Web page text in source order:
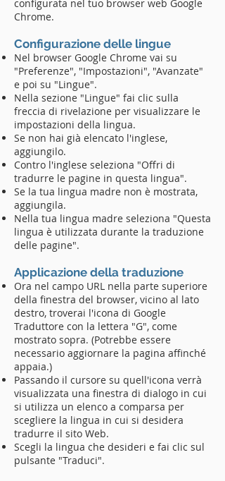
configurata nel tuo browser web Google
Chrome.
Configurazione delle lingue
Nel browser Google Chrome vai su
"Preferenze", "Impostazioni", "Avanzate"
e poi su "Lingue".
Nella sezione "Lingue" fai clic sulla
freccia di rivelazione per visualizzare le
impostazioni della lingua.
Se non hai già elencato l'inglese,
aggiungilo.
Contro l'inglese seleziona "Offri di
tradurre le pagine in questa lingua".
Se la tua lingua madre non è mostrata,
aggiungila.
Nella tua lingua madre seleziona "Questa
lingua è utilizzata durante la traduzione
delle pagine".
Applicazione della traduzione
Ora nel campo URL nella parte superiore
della finestra del browser, vicino al lato
destro, troverai l'icona di Google
Traduttore con la lettera "G", come
mostrato sopra. (Potrebbe essere
necessario aggiornare la pagina affinché
appaia.)
Passando il cursore su quell'icona verrà
visualizzata una finestra di dialogo in cui
si utilizza un elenco a comparsa per
scegliere la lingua in cui si desidera
tradurre il sito Web.
Scegli la lingua che desideri e fai clic sul
pulsante "Traduci".